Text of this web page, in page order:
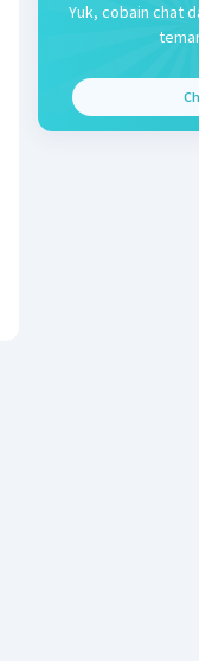
Yuk, cobain chat